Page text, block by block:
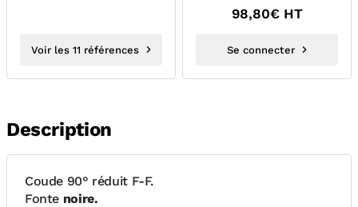
Voir les 11 références
98,80€ HT
Se connecter
Description
Coude 90° réduit F-F.
Fonte noire.